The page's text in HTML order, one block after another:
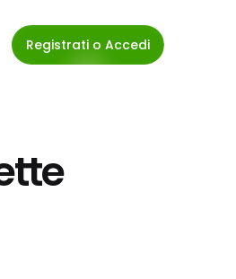
Registrati o Accedi